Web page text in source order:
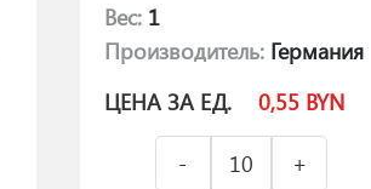
Вес: 1
Производитель: Германия
ЦЕНА ЗА ЕД.
0,55 BYN